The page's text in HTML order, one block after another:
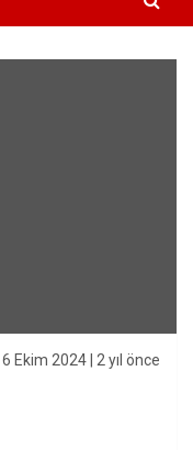
6 Ekim 2024 | 2 yıl önce